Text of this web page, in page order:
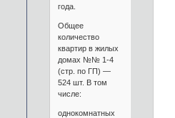
года.
Общее
количество
квартир в жилых
домах №№ 1-4
(стр. по ГП) —
524 шт. В том
числе:
однокомнатных